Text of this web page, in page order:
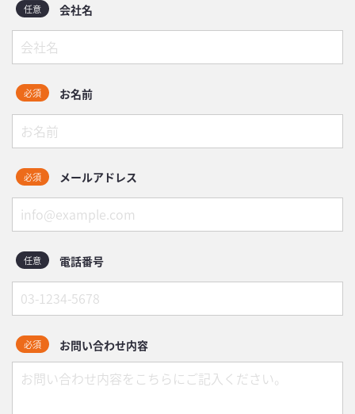
会社名
任意
お名前
必須
メールアドレス
必須
電話番号
任意
お問い合わせ内容
必須